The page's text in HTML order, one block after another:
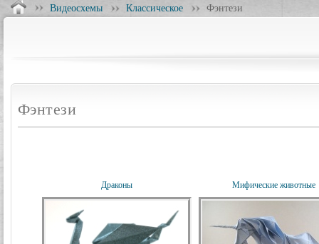
Видеосхемы Классическое Фэнтези
Фэнтези
Драконы Мифические животные